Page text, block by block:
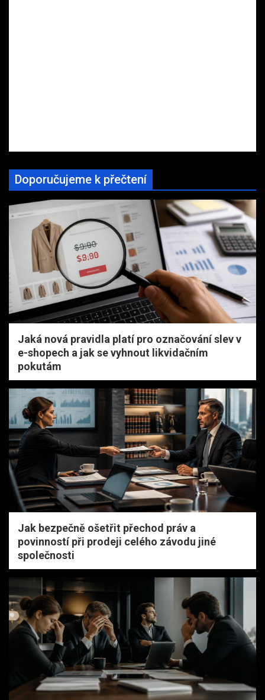
Doporučujeme k přečtení
Jaká nová pravidla platí pro označování slev v
e-shopech a jak se vyhnout likvidačním
pokutám
Jak bezpečně ošetřit přechod práv a
povinností při prodeji celého závodu jiné
společnosti